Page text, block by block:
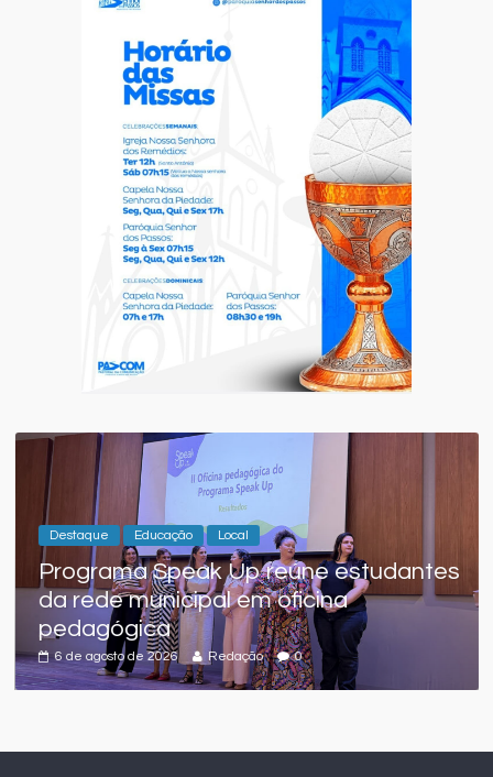
Destaque Educação Local
Programa Speak Up reúne estudantes
da rede municipal em oficina
pedagógica
6 de agosto de 2026 Redação 0